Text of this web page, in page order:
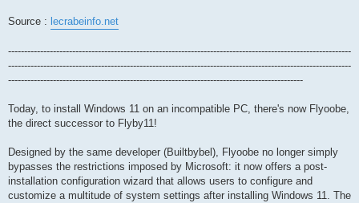
Source : lecrabeinfo.net
-----------------------------------------------------------------------------------------------------------
-----------------------------------------------------------------------------------------------------------
--------------------------------------------------------------------------------------------
Today, to install Windows 11 on an incompatible PC, there's now Flyoobe,
the direct successor to Flyby11!
Designed by the same developer (Builtbybel), Flyoobe no longer simply
bypasses the restrictions imposed by Microsoft: it now offers a post-
installation configuration wizard that allows users to configure and
customize a multitude of system settings after installing Windows 11. The